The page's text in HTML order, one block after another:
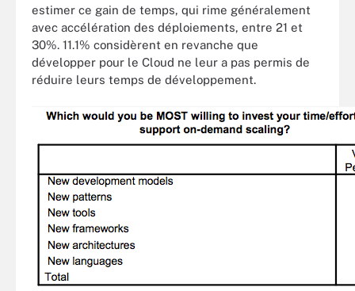
estimer ce gain de temps, qui rime généralement
avec accélération des déploiements, entre 21 et
30%. 11.1% considèrent en revanche que
développer pour le Cloud ne leur a pas permis de
réduire leurs temps de développement.